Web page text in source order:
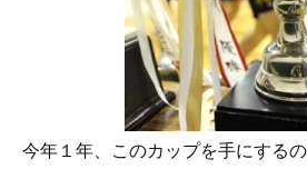
今年１年、このカップを手にする